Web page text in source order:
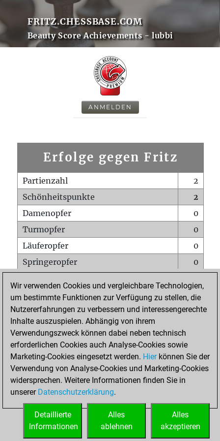
FRITZ.CHESSBASE.COM
Beauty Score Achievements - lubbi
ANMELDEN
Erfolge gegen Fritz
Partienzahl
2
Schönheitspunkte
2
Damenopfer
0
Turmopfer
0
Läuferopfer
0
Springeropfer
0
Matt auf vollem Brett
0
Bauer setzt Matt
0
Erstickte Matts
Unterverwandlungen
Türme auf der siebten
0
STARTSEITE
Wir verwenden Cookies und vergleichbare Technologien,
um bestimmte Funktionen zur Verfügung zu stellen, die
Nutzererfahrungen zu verbessern und interessengerechte
Inhalte auszuspielen. Abhängig von ihrem
Verwendungszweck können dabei neben technisch
erforderlichen Cookies auch Analyse-Cookies sowie
Marketing-Cookies eingesetzt werden. Hierkönnen Sie der
Verwendung von Analyse-Cookies und Marketing-Cookies
widersprechen. Weitere Informationen finden Sie in
unserer Datenschutzerklärung.
Alles
akzeptieren
Alles
ablehnen
Detaillierte
Informationen